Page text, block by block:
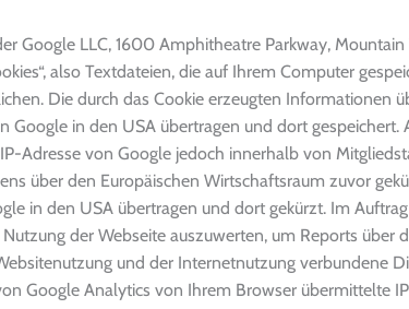
Google LLC, 1600 Amphitheatre Parkway,
also Textdateien, die auf Ihrem Computer
Die durch das Cookie erzeugten Informationen
Google in den USA übertragen und dort gespeichert.
Adresse von Google jedoch innerhalb von
über den Europäischen Wirtschaftsraum zuvor
in den USA übertragen und dort gekürzt. Im
der Webseite auszuwerten, um Reports über
und der Internetnutzung verbundene
Google Analytics von Ihrem Browser übermittelte